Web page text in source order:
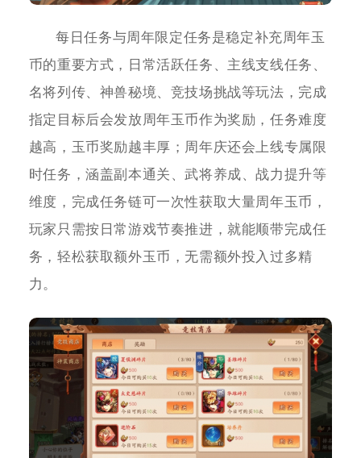
每日任务与周年限定任务是稳定补充周年玉
币的重要方式，日常活跃任务、主线支线任务、
名将列传、神兽秘境、竞技场挑战等玩法，完成
指定目标后会发放周年玉币作为奖励，任务难度
越高，玉币奖励越丰厚；周年庆还会上线专属限
时任务，涵盖副本通关、武将养成、战力提升等
维度，完成任务链可一次性获取大量周年玉币，
玩家只需按日常游戏节奏推进，就能顺带完成任
务，轻松获取额外玉币，无需额外投入过多精
力。